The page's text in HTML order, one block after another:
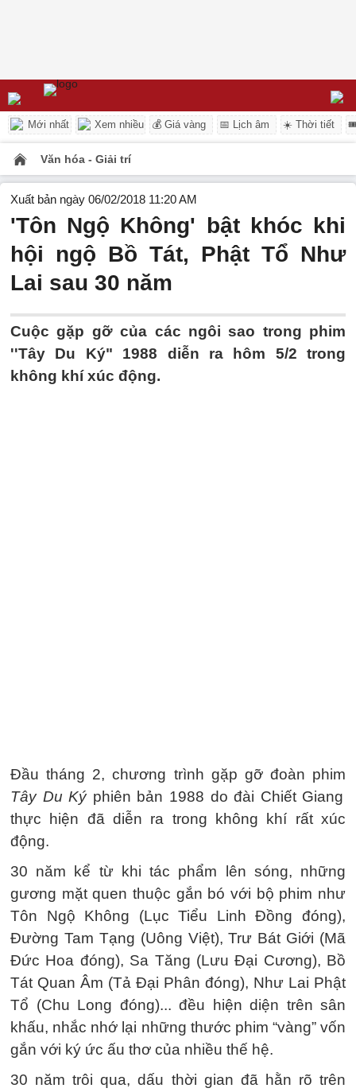
Mới nhất Xem nhiều 💰 Giá vàng 📅 Lịch âm ☀️ Thời tiết
Văn hóa - Giải trí
Xuất bản ngày 06/02/2018 11:20 AM
'Tôn Ngộ Không' bật khóc khi
hội ngộ Bồ Tát, Phật Tổ Như
Lai sau 30 năm
Cuộc gặp gỡ của các ngôi sao trong phim
''Tây Du Ký" 1988 diễn ra hôm 5/2 trong
không khí xúc động.
Đầu tháng 2, chương trình gặp gỡ đoàn phim
Tây Du Kýphiên bản 1988 do đài Chiết Giang
thực hiện đã diễn ra trong không khí rất xúc
động.
30 năm kể từ khi tác phẩm lên sóng, những
gương mặt quen thuộc gắn bó với bộ phim như
Tôn Ngộ Không (Lục Tiểu Linh Đồng đóng),
Đường Tam Tạng (Uông Việt), Trư Bát Giới (Mã
Đức Hoa đóng), Sa Tăng (Lưu Đại Cương), Bồ
Tát Quan Âm (Tả Đại Phân đóng), Như Lai Phật
Tổ (Chu Long đóng)... đều hiện diện trên sân
khấu, nhắc nhớ lại những thước phim “vàng” vốn
gắn với ký ức ấu thơ của nhiều thế hệ.
30 năm trôi qua, dấu thời gian đã hằn rõ trên